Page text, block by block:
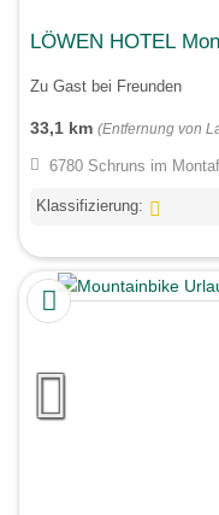
LÖWEN HOTEL
Zu Gast bei Freunden
33,1 km (Entfernung von
6780 Schruns im
Klassifizierung: